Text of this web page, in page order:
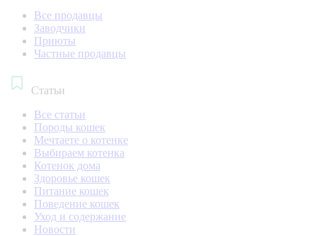
Все продавцы
Заводчики
Приюты
Частные продавцы
Статьи
Все статьи
Породы кошек
Мечтаете о котенке
Выбираем котенка
Котенок дома
Здоровье кошек
Питание кошек
Поведение кошек
Уход и содержание
Новости